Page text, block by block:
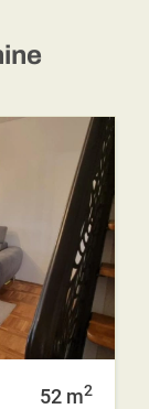
52 m2